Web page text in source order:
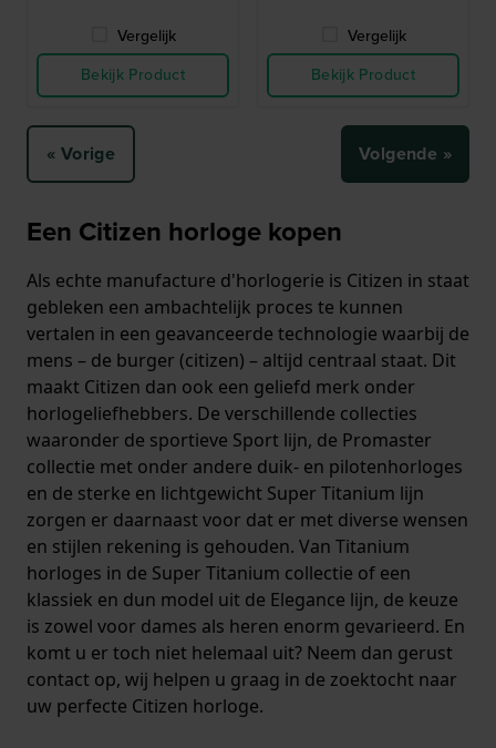
Vergelijk
Bekijk Product
Vergelijk
Bekijk Product
« Vorige Volgende »
Een Citizen horloge kopen
Als echte manufacture d'horlogerie is Citizen in staat
gebleken een ambachtelijk proces te kunnen
vertalen in een geavanceerde technologie waarbij de
mens – de burger (citizen) – altijd centraal staat. Dit
maakt Citizen dan ook een geliefd merk onder
horlogeliefhebbers. De verschillende collecties
waaronder de sportieve Sport lijn, de Promaster
collectie met onder andere duik- en pilotenhorloges
en de sterke en lichtgewicht Super Titanium lijn
zorgen er daarnaast voor dat er met diverse wensen
en stijlen rekening is gehouden. Van Titanium
horloges in de Super Titanium collectie of een
klassiek en dun model uit de Elegance lijn, de keuze
is zowel voor dames als heren enorm gevarieerd. En
komt u er toch niet helemaal uit? Neem dan gerust
contact op, wij helpen u graag in de zoektocht naar
uw perfecte Citizen horloge.